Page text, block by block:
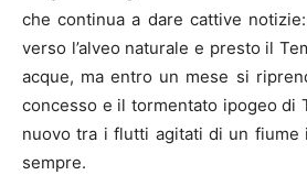
che continua a dare cattive
verso l’alveo naturale e presto il
acque, ma entro un mese si
concesso e il tormentato ipogeo di
nuovo tra i flutti agitati di un fiume
sempre.